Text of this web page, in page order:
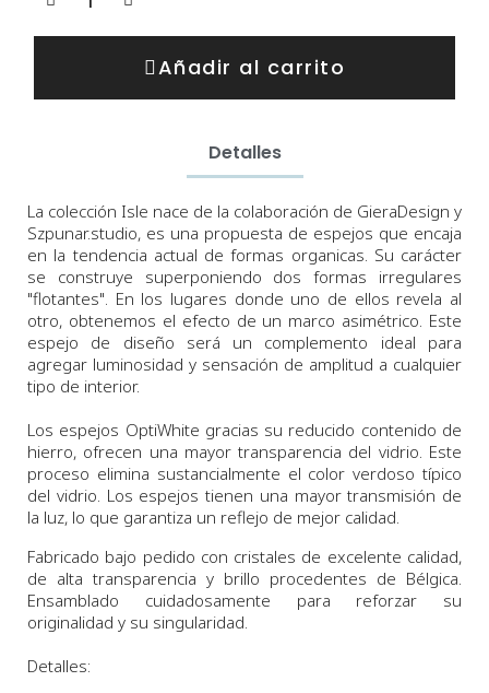
Añadir al carrito
Detalles
La colección Isle nace de la colaboración de GieraDesign y
Szpunar.studio, es una propuesta de espejos que encaja
en la tendencia actual de formas organicas. Su carácter
se construye superponiendo dos formas irregulares
"flotantes". En los lugares donde uno de ellos revela al
otro, obtenemos el efecto de un marco asimétrico. Este
espejo de diseño será un complemento ideal para
agregar luminosidad y sensación de amplitud a cualquier
tipo de interior.
Los espejos OptiWhite gracias su reducido contenido de
hierro, ofrecen una mayor transparencia del vidrio. Este
proceso elimina sustancialmente el color verdoso típico
del vidrio. Los espejos tienen una mayor transmisión de
la luz, lo que garantiza un reflejo de mejor calidad.
Fabricado bajo pedido con cristales de excelente calidad,
de alta transparencia y brillo procedentes de Bélgica.
Ensamblado cuidadosamente para reforzar su
originalidad y su singularidad.
Detalles: